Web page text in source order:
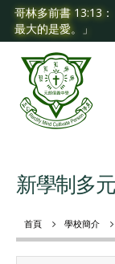
哥林多前書 13:13
最大的是愛。」
首頁 學校簡介
新學制多